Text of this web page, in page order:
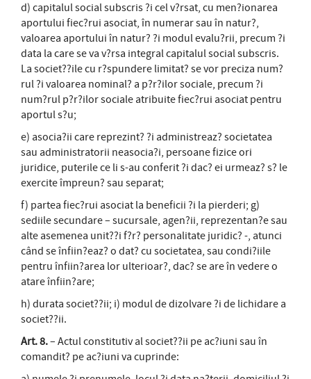
d) capitalul social subscris ?i cel v?rsat, cu men?ionarea
aportului fiec?rui asociat, în numerar sau în natur?,
valoarea aportului în natur? ?i modul evalu?rii, precum ?i
data la care se va v?rsa integral capitalul social subscris.
La societ??ile cu r?spundere limitat? se vor preciza num?
rul ?i valoarea nominal? a p?r?ilor sociale, precum ?i
num?rul p?r?ilor sociale atribuite fiec?rui asociat pentru
aportul s?u;
e) asocia?ii care reprezint? ?i administreaz? societatea
sau administratorii neasocia?i, persoane fizice ori
juridice, puterile ce li s-au conferit ?i dac? ei urmeaz? s? le
exercite împreun? sau separat;
f) partea fiec?rui asociat la beneficii ?i la pierderi; g)
sediile secundare – sucursale, agen?ii, reprezentan?e sau
alte asemenea unit??i f?r? personalitate juridic? -, atunci
când se înfiin?eaz? o dat? cu societatea, sau condi?iile
pentru înfiin?area lor ulterioar?, dac? se are în vedere o
atare înfiin?are;
h) durata societ??ii; i) modul de dizolvare ?i de lichidare a
societ??ii.
Art. 8.– Actul constitutiv al societ??ii pe ac?iuni sau în
comandit? pe ac?iuni va cuprinde: